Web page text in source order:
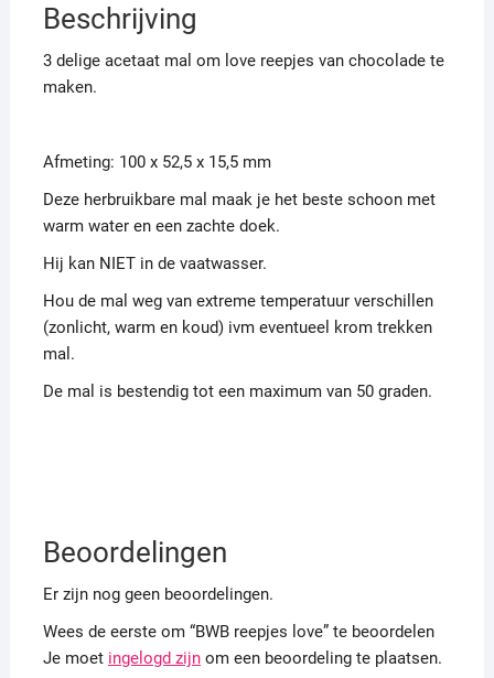
Beschrijving
3 delige acetaat mal om love reepjes van chocolade te
maken.
Afmeting: 100 x 52,5 x 15,5 mm
Deze herbruikbare mal maak je het beste schoon met
warm water en een zachte doek.
Hij kan NIET in de vaatwasser.
Hou de mal weg van extreme temperatuur verschillen
(zonlicht, warm en koud) ivm eventueel krom trekken
mal.
De mal is bestendig tot een maximum van 50 graden.
Beoordelingen
Er zijn nog geen beoordelingen.
Wees de eerste om “BWB reepjes love” te beoordelen
Je moet ingelogd zijnom een beoordeling te plaatsen.